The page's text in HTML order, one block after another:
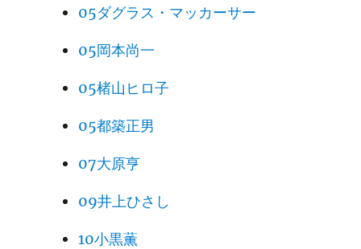
05ダグラス・マッカーサー
05岡本尚一
05楮山ヒロ子
05都築正男
07大原亨
09井上ひさし
10小黒薫